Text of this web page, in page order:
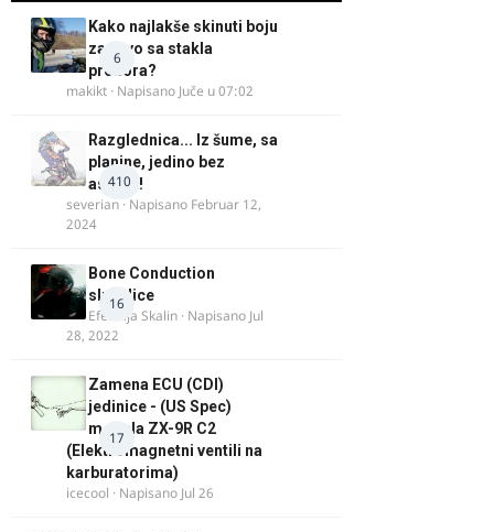
6
Kako najlakše skinuti boju
za drvo sa stakla
prozora?
makikt · Napisano Juče u 07:02
410
Razglednica... Iz šume, sa
planine, jedino bez
asfalta!
severian · Napisano Februar 12,
2024
16
Bone Conduction
slusalice
Efendija Skalin · Napisano Jul
28, 2022
17
Zamena ECU (CDI)
jedinice - (US Spec)
modela ZX-9R C2
(Elektromagnetni ventili na
karburatorima)
icecool · Napisano Jul 26